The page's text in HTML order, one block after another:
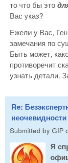
то что бы это
Вас указ?
Ежели у Вас,
замечания по
Быть может,
противоречит
узнать детали.
Re:
Submitted by GIP
Я